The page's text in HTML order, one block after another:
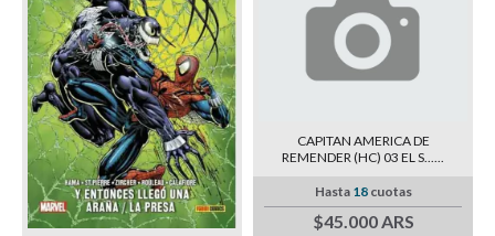
CAPITAN AMERICA DE
REMENDER (HC) 03 EL S......
Hasta 18cuotas
$45.000 ARS